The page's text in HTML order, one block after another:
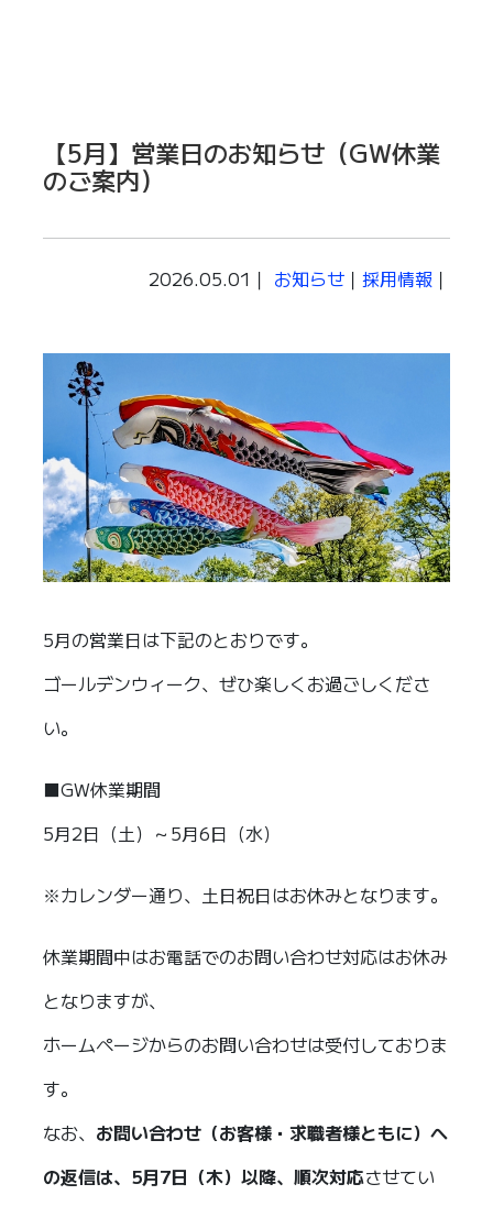
【5月】営業日のお知らせ（GW休業
のご案内）
2026.05.01｜ お知らせ ｜ 採用情報 ｜
5月の営業日は下記のとおりです。
ゴールデンウィーク、ぜひ楽しくお過ごしくださ
い。
■GW休業期間
5月2日（土）～5月6日（水）
※カレンダー通り、土日祝日はお休みとなります。
休業期間中はお電話でのお問い合わせ対応はお休み
となりますが、
ホームページからのお問い合わせは受付しておりま
す。
なお、 お問い合わせ（お客様・求職者様ともに）へ
の返信は、5月7日（木）以降、順次対応させてい